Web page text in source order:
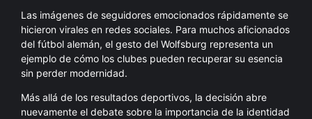
Las imágenes de seguidores emocionados rápidamente se
hicieron virales en redes sociales. Para muchos aficionados
del fútbol alemán, el gesto del Wolfsburg representa un
ejemplo de cómo los clubes pueden recuperar su esencia
sin perder modernidad.
Más allá de los resultados deportivos, la decisión abre
nuevamente el debate sobre la importancia de la identidad